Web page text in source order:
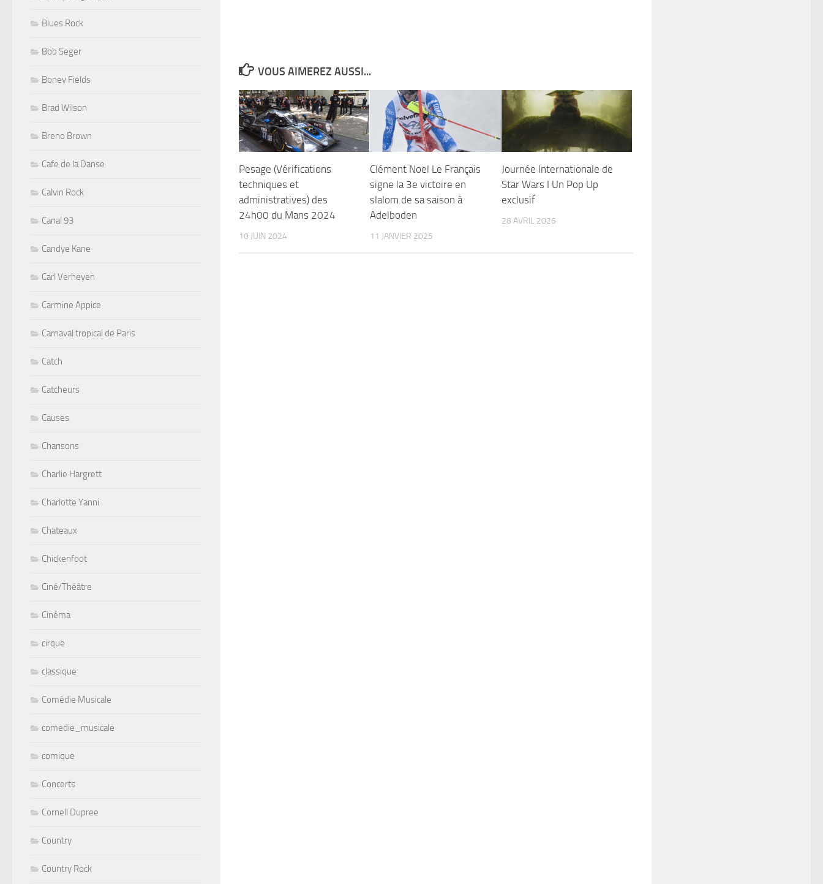
VOUS AIMEREZ AUSSI...
Pesage (Vérifications
techniques et
administratives) des
24h00 du Mans 2024
10 JUIN 2024
Clément Noel Le Français
signe la 3e victoire en
slalom de sa saison à
Adelboden
11 JANVIER 2025
Journée Internationale de
Star Wars I Un Pop Up
exclusif
28 AVRIL 2026
Blues Rock
Bob Seger
Boney Fields
Brad Wilson
Breno Brown
Cafe de la Danse
Calvin Rock
Canal 93
Candye Kane
Carl Verheyen
Carmine Appice
Carnaval tropical de Paris
Catch
Catcheurs
Causes
Chansons
Charlie Hargrett
Charlotte Yanni
Chateaux
Chickenfoot
Ciné/Théâtre
Cinéma
cirque
classique
Comédie Musicale
comedie_musicale
comique
Concerts
Cornell Dupree
Country
Country Rock